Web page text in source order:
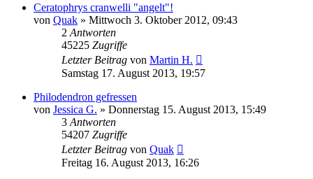
Ceratophrys cranwelli "angelt"!
von Quak » Mittwoch 3. Oktober 2012, 09:43
2 Antworten
45225 Zugriffe
Letzter Beitrag von Martin H.
Samstag 17. August 2013, 19:57
Philodendron gefressen
von Jessica G. » Donnerstag 15. August 2013, 15:49
3 Antworten
54207 Zugriffe
Letzter Beitrag von Quak
Freitag 16. August 2013, 16:26